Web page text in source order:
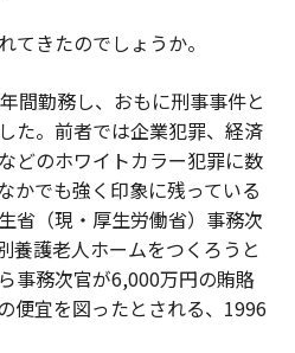
きたのでしょうか。
間勤務し、おもに刑事事件と
た。前者では企業犯罪、経済
どのホワイトカラー犯罪に数
かでも強く印象に残っている
省（現・厚生労働省）事務次
養護老人ホームをつくろうと
事務次官が6,000万円の賄賂
便宜を図ったとされる、1996